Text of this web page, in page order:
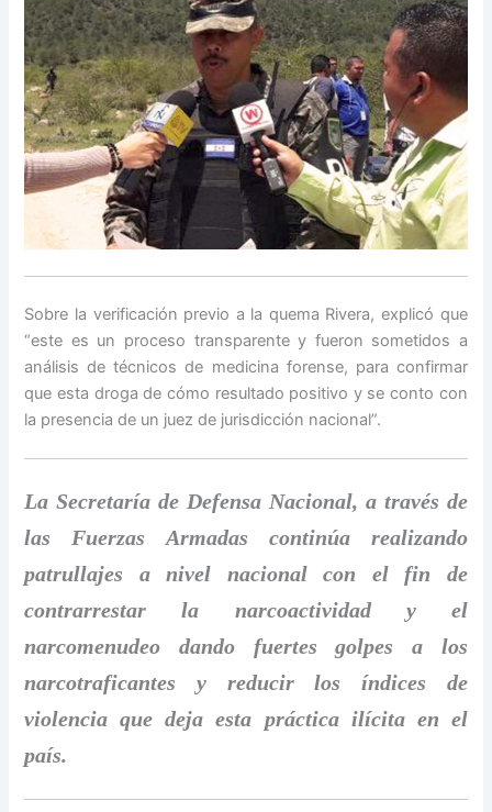
Sobre la verificación previo a la quema Rivera, explicó que
“este es un proceso transparente y fueron sometidos a
análisis de técnicos de medicina forense, para confirmar
que esta droga de cómo resultado positivo y se conto con
la presencia de un juez de jurisdicción nacional”.
La Secretaría de Defensa Nacional, a través de
las Fuerzas Armadas continúa realizando
patrullajes a nivel nacional con el fin de
contrarrestar la narcoactividad y el
narcomenudeo dando fuertes golpes a los
narcotraficantes y reducir los índices de
violencia que deja esta práctica ilícita en el
país.